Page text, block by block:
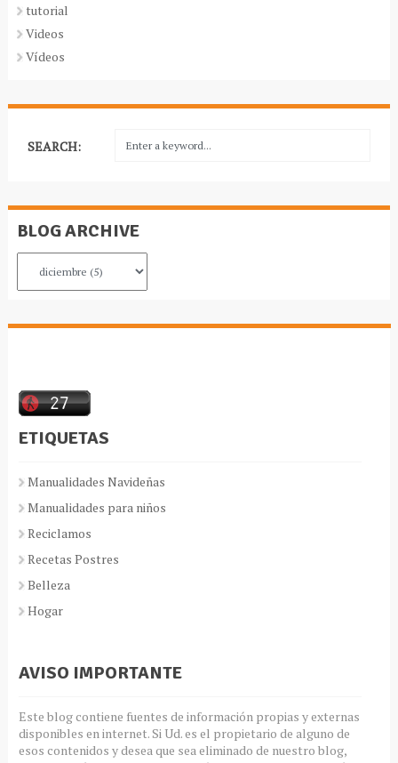
tutorial
Videos
Vídeos
SEARCH:
BLOG ARCHIVE
ETIQUETAS
Manualidades Navideñas
Manualidades para niños
Reciclamos
Recetas Postres
Belleza
Hogar
AVISO IMPORTANTE
Este blog contiene fuentes de información propias y externas
disponibles en internet. Si Ud. es el propietario de alguno de
esos contenidos y desea que sea eliminado de nuestro blog,